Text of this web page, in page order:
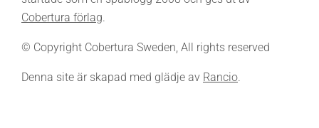
Cobertura förlag.
© Copyright Cobertura Sweden, All rights reserved
Denna site är skapad med glädje av Rancio.